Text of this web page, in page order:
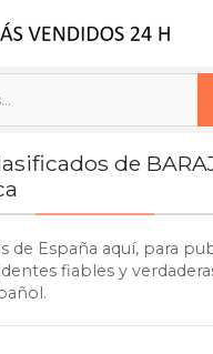
de
de España aquí, para
fiables y